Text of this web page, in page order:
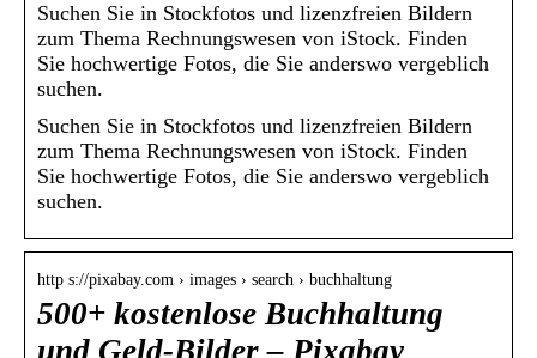
Suchen Sie in Stockfotos und lizenzfreien Bildern
zum Thema Rechnungswesen von iStock. Finden
Sie hochwertige Fotos, die Sie anderswo vergeblich
suchen.
Suchen Sie in Stockfotos und lizenzfreien Bildern
zum Thema Rechnungswesen von iStock. Finden
Sie hochwertige Fotos, die Sie anderswo vergeblich
suchen.
http s://pixabay.com › images › search › buchhaltung
500+ kostenlose Buchhaltung